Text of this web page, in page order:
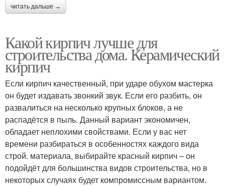
читать дальше →
Какой кирпич лучше для
строительства дома. Керамический
кирпич
Если кирпич качественный, при ударе обухом мастерка
он будет издавать звонкий звук. Если его разбить, он
развалиться на несколько крупных блоков, а не
распадётся в пыль. Данный вариант экономичен,
обладает неплохими свойствами. Если у вас нет
времени разбираться в особенностях каждого вида
строй. материала, выбирайте красный кирпич – он
подойдёт для большинства видов строительства, но в
некоторых случаях будет компромиссным вариантом.